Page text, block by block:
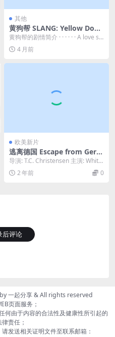
其他
黄狗帮 SLANG: Yellow Dog
Pack 1999
黄狗帮的剧情简介 · · · · · · A love st
ory full o...
4 月前
欧美新片
逃离德国 Escape from Germ
any 2024
导演: T.C. Christensen 主演: Whitn
ey Palmer ...
2 年前 0
后评论
一起分享& All rights reserved
页面服务；
何由于内容的合法性及健康性所引起的
责任；
发送相关证明文件至联系邮箱：